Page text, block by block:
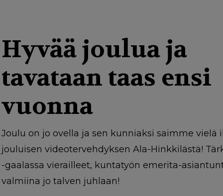
a
v
i
t
i
o
Hyvää joulua ja
tavataan taas ensi
vuonna
Joulu on jo ovella ja sen kunniaksi saimme vielä
jouluisen videotervehdyksen Ala-Hinkkilästä!
-gaalassa vierailleet, kuntatyön emerita-
valmiina jo talven juhlaan!